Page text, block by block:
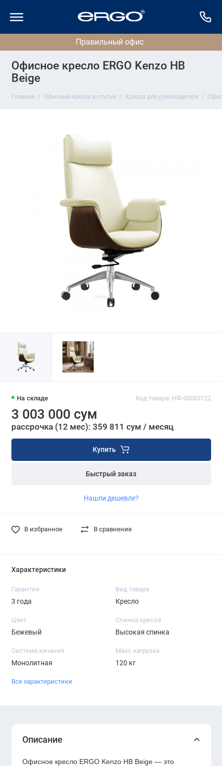
Офисное кресло ERGO Kenzo HB
Beige
Главная Офисные кресла и стулья Кресла для руководителя
На складе Код товара: НФ-00003122
3 003 000 сум
рассрочка (12 мес): 359 811 сум / месяц
Купить
Быстрый заказ
Нашли дешевле?
В избранное В сравнение
Характеристики
Гарантия
3 года
Вид товара
Кресло
Цвет
Бежевый
Спинка кресла
Высокая спинка
Система качания
Монолитная
Макс нагрузка
120 кг
Все характеристики
Описание
Офисное кресло ERGO Kenzo HB Beige — это